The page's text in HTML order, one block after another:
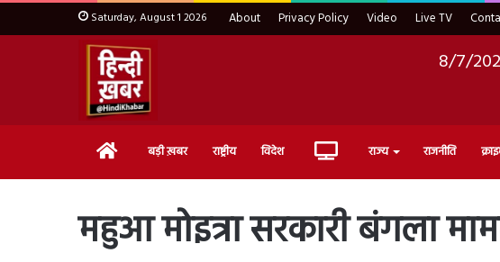
Saturday, August 1 2026 About Privacy Policy Video Live TV
8/7/
Home बड़ी ख़बर राष्ट्रीय विदेश Live
TV
राज्य राजनीति
महुआ मोइत्रा सरकारी बंगला